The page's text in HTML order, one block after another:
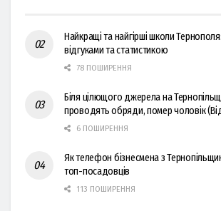
Найкращі та найгірші школи
відгуками та статистикою
78 ПОШИРЕННЯ
Біля цілющого джерела на
проводять обряди, помер чоловік
6 ПОШИРЕННЯ
Як телефон бізнесмена з
топ-посадовців
113 ПОШИРЕННЯ